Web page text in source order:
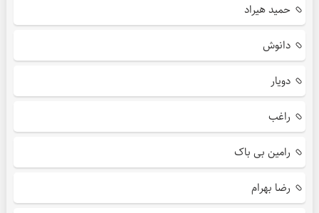
حمید هیراد
دانوش
دویار
راغب
رامین بی باک
رضا بهرام